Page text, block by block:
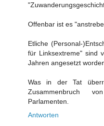
Offenbar ist es
Etliche (Personal-
für Linksextreme" sind
Jahren angesetzt
Was in der Tat
Zusammenbruch
Parlamenten.
Antworten